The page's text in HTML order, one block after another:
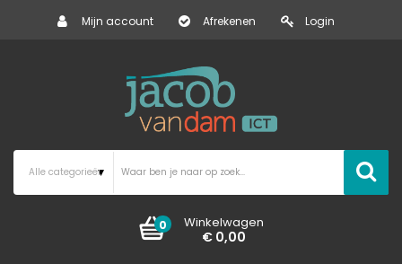
Mijn account Afrekenen Login
Winkelwagen
0
€ 0,00